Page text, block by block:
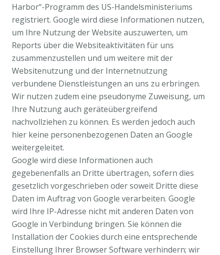
Harbor“-Programm des US-Handelsministeriums
registriert. Google wird diese Informationen nutzen,
um Ihre Nutzung der Website auszuwerten, um
Reports über die Websiteaktivitäten für uns
zusammenzustellen und um weitere mit der
Websitenutzung und der Internetnutzung
verbundene Dienstleistungen an uns zu erbringen.
Wir nutzen zudem eine pseudonyme Zuweisung, um
Ihre Nutzung auch geräteübergreifend
nachvollziehen zu können. Es werden jedoch auch
hier keine personenbezogenen Daten an Google
weitergeleitet.
Google wird diese Informationen auch
gegebenenfalls an Dritte übertragen, sofern dies
gesetzlich vorgeschrieben oder soweit Dritte diese
Daten im Auftrag von Google verarbeiten. Google
wird Ihre IP-Adresse nicht mit anderen Daten von
Google in Verbindung bringen. Sie können die
Installation der Cookies durch eine entsprechende
Einstellung Ihrer Browser Software verhindern; wir